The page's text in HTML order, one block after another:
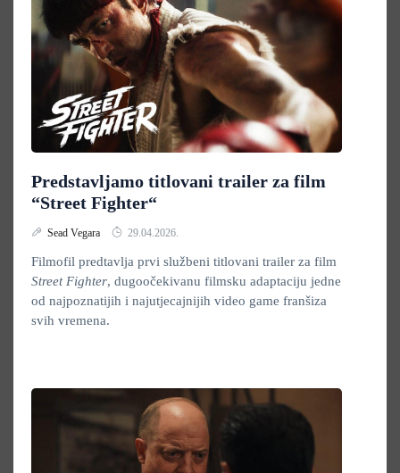
Predstavljamo titlovani trailer za film
“Street Fighter“
Sead Vegara 29.04.2026.
Filmofil predtavlja prvi službeni titlovani trailer za film
Street Fighter, dugoočekivanu filmsku adaptaciju jedne
od najpoznatijih i najutjecajnijih video game franšiza
svih vremena.